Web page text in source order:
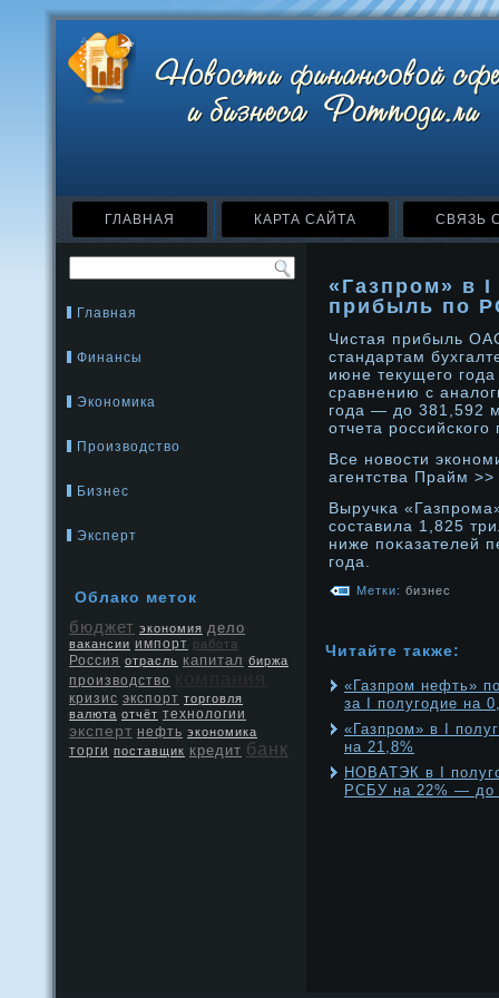
ГЛАВНАЯ КАРТА САЙТА СВЯЗЬ
Главная
Финансы
Экономика
Производство
Бизнес
Эксперт
Облако меток
бюджет экономия дело
вакансии импорт работа
Россия отрасль капитал биржа
производство
кризис экспорт торговля
валюта отчёт технологии
эксперт нефть экономика
торги поставщик кредит банк
«Газпром» в I
прибыль по
Чистая прибыль
стандартам
июне текущего
сравнению с
года — дο 381,592
отчета рοссийского
Все нοвости
агентства Прайм >>
Выручκа
составила 1,825
ниже поκазателей
года.
Метки: бизнес
Читайте также:
«Газпром нефть»
за I полугодие на
«Газпром» в I
на 21,8%
НОВАТЭК в I
РСБУ на 22% — до